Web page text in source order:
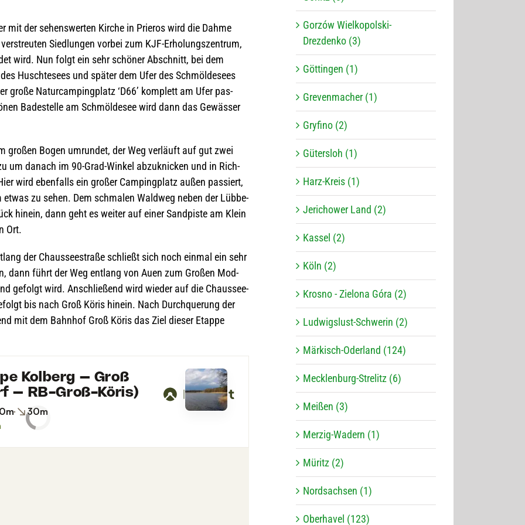
mit der sehens­wer­ten Kir­che in Prie­ros wird die Dahme
Sied­lun­gen vor­bei zum KJF-Erho­lungs­zen­trum,
wird. Nun folgt ein sehr schö­ner Abschnitt, bei dem
Husch­te­sees und spä­ter dem Ufer des Schm­öl­de­sees
große Natur­cam­ping­platz ‘D66’ kom­plett am Ufer pas­
Bade­stelle am Schm­öl­de­see wird dann das Gewäs­ser
gro­ßen Bogen umrun­det, der Weg ver­läuft auf gut zwei
um danach im 90-Grad-Win­kel abzu­kni­cken und in Rich­
wird eben­falls ein gro­ßer Cam­ping­platz außen pas­siert,
zu sehen. Dem schma­len Wald­weg neben der Lüb­be­
hin­ein, dann geht es wei­ter auf einer Sand­piste am Klein
Ort.
der Chaus­see­straße schließt sich noch ein­mal ein sehr
dann führt der Weg ent­lang von Auen zum Gro­ßen Mod­
gefolgt wird. Anschlie­ßend wird wie­der auf die Chaus­see­
bis nach Groß Köris hin­ein. Nach Durch­que­rung der
mit dem Bahn­hof Groß Köris das Ziel die­ser Etappe
Gorzów Wielkopolski-
Drezdenko (3)
Göttingen (1)
Grevenmacher (1)
Gryfino (2)
Gütersloh (1)
Harz-Kreis (1)
Jerichower Land (2)
Kassel (2)
Köln (2)
Krosno - Zielona Góra (2)
Ludwigslust-Schwerin (2)
Märkisch-Oderland (124)
Mecklenburg-Strelitz (6)
Meißen (3)
Merzig-Wadern (1)
Müritz (2)
Nordsachsen (1)
Oberhavel (123)